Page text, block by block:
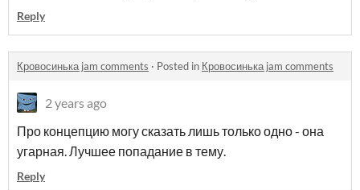
Reply
Кровосинька jam comments · Posted in Кровосинька jam comments
2 years ago
Про концепцию могу сказать лишь только одно - она
угарная. Лучшее попадание в тему.
Reply